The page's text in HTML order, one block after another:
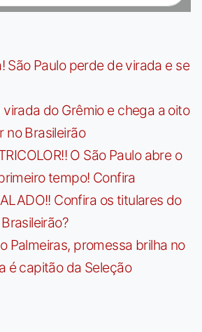
São Paulo perde de virada e se
virada do Grêmio e chega a oito
no Brasileirão
O São Paulo abre o
tempo! Confira
Confira os titulares do
Palmeiras, promessa brilha no
é capitão da Seleção